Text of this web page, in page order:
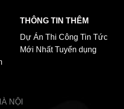
THÔNG TIN THÊM
Dự Án Thi Công Tin Tức
Mới Nhất Tuyển dụng
NỘI